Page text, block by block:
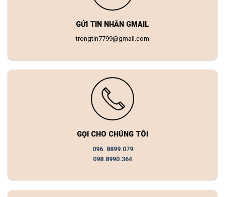
GỬI TIN NHẮN GMAIL
trongtin7799@gmail.com
GỌI CHO CHÚNG TÔI
096. 8899.079
098.8990.364